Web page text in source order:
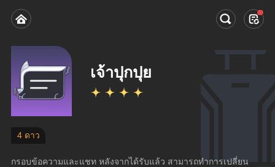
เจ้าปุกปุย
4 ดาว
กรอบข้อความและแชท หลังจากได้รับแล้ว สามารถทำการเปลี่ยน